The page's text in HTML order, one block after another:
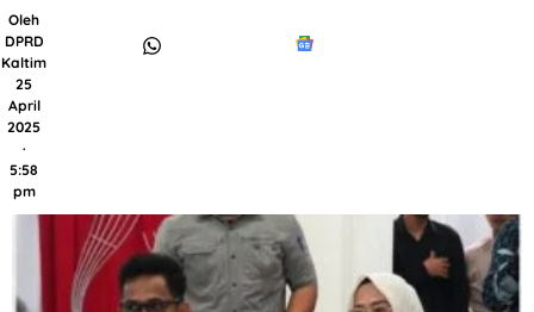
Oleh
DPRD
Kaltim
25
April
2025
·
5:58
pm